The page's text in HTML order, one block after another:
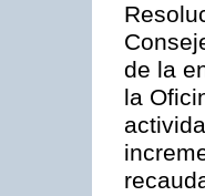
de la
la